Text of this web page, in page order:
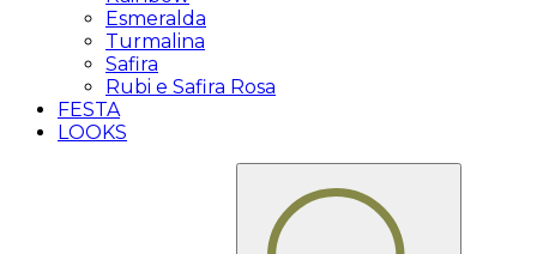
Esmeralda
Turmalina
Safira
Rubi e Safira Rosa
FESTA
LOOKS